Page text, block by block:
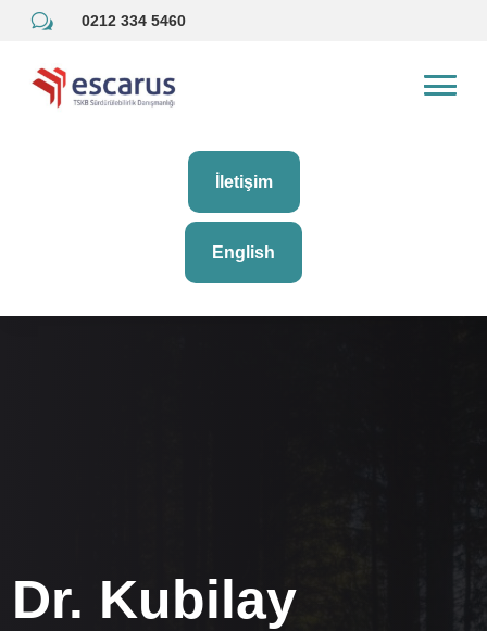
w 0212 334 5460
İletişim
English
Dr. Kubilay